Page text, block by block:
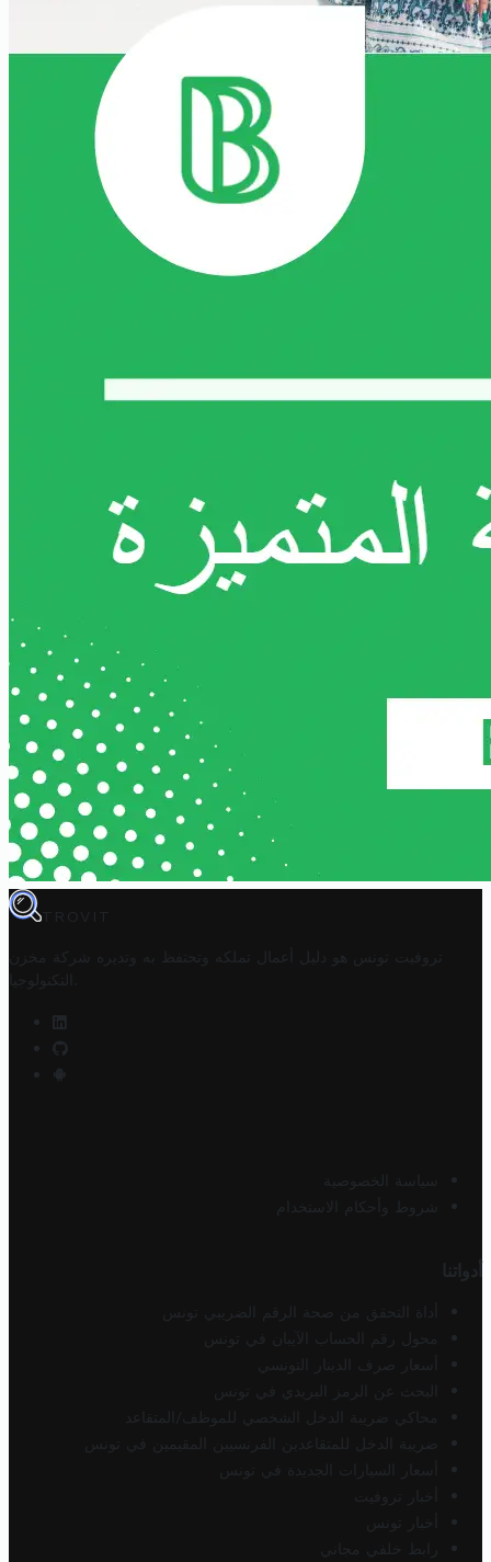
TROVIT
تروفيت تونس هو دليل أعمال تملكه وتحتفظ به وتديره
شركة مخزن
التكنولوجيا
سياسة الخصوصية
شروط وأحكام الاستخدام
أدواتنا
أداة التحقق من صحة الرقم الضريبي تونس
محول رقم الحساب الآيبان في تونس
أسعار صرف الدينار التونسي
البحث عن الرمز البريدي في تونس
محاكي ضريبة الدخل الشخصي للموظف/المتقاعد
ضريبة الدخل للمتقاعدين الفرنسيين المقيمين في تونس
أسعار السيارات الجديدة في تونس
أخبار تروفيت
أخبار تونس
رابط خلفي مجاني